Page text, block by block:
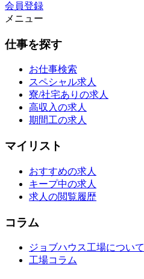
会員登録
メニュー
仕事を探す
お仕事検索
スペシャル求人
寮/社宅ありの求人
高収入の求人
期間工の求人
マイリスト
おすすめの求人
キープ中の求人
求人の閲覧履歴
コラム
ジョブハウス工場について
工場コラム